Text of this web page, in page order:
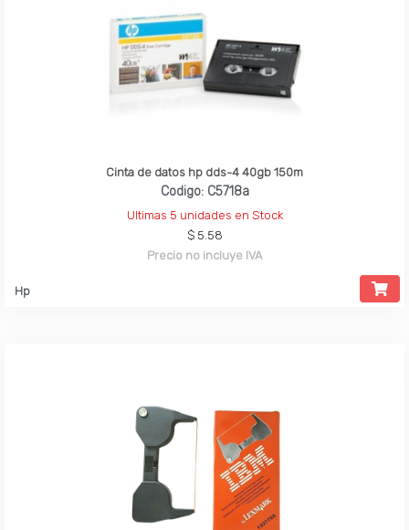
Cinta de datos hp dds-4 40gb 150m
Codigo: C5718a
Ultimas 5 unidades en Stock
$ 5.58
Precio no incluye IVA
Hp